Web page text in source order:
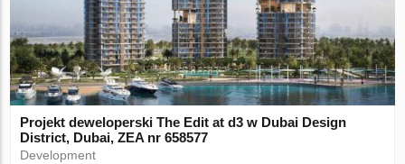
Projekt deweloperski The Edit at d3 w Dubai Design
District, Dubai, ZEA nr 658577
Development